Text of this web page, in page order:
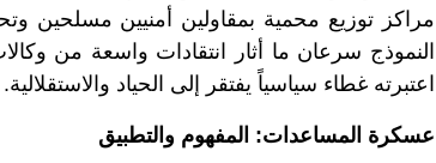
مراكز توزيع محمية بمقاولين أمنيين مسلحين
النموذج سرعان ما أثار انتقادات واسعة من
اعتبرته غطاء سياسياً يفتقر إلى الحياد والاستقلالية.
عسكرة المساعدات: المفهوم والتطبيق